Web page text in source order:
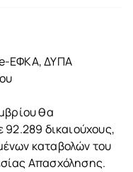
ΕΦΚΑ, ΔΥΠΑ
θα
δικαιούχους,
καταβολών του
Απασχόλησης.